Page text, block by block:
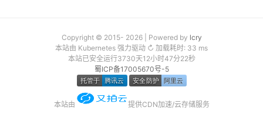
留言
友链
关于
Copyright © 2015- 2026 | Powered by lcry
本站由 Kubernetes 强力驱动 ↻ 加载耗时: 33 ms
本站已安全运行3730天12小时47分22秒
蜀ICP备17005670号-5
本站由 提供CDN加速/云存储服务